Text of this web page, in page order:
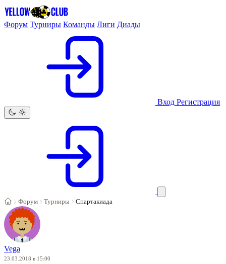
Форум Турниры Команды Лиги Диады
Вход Регистрация
Форум Турниры Спартакиада
Vega
23.03.2018 в 15:00